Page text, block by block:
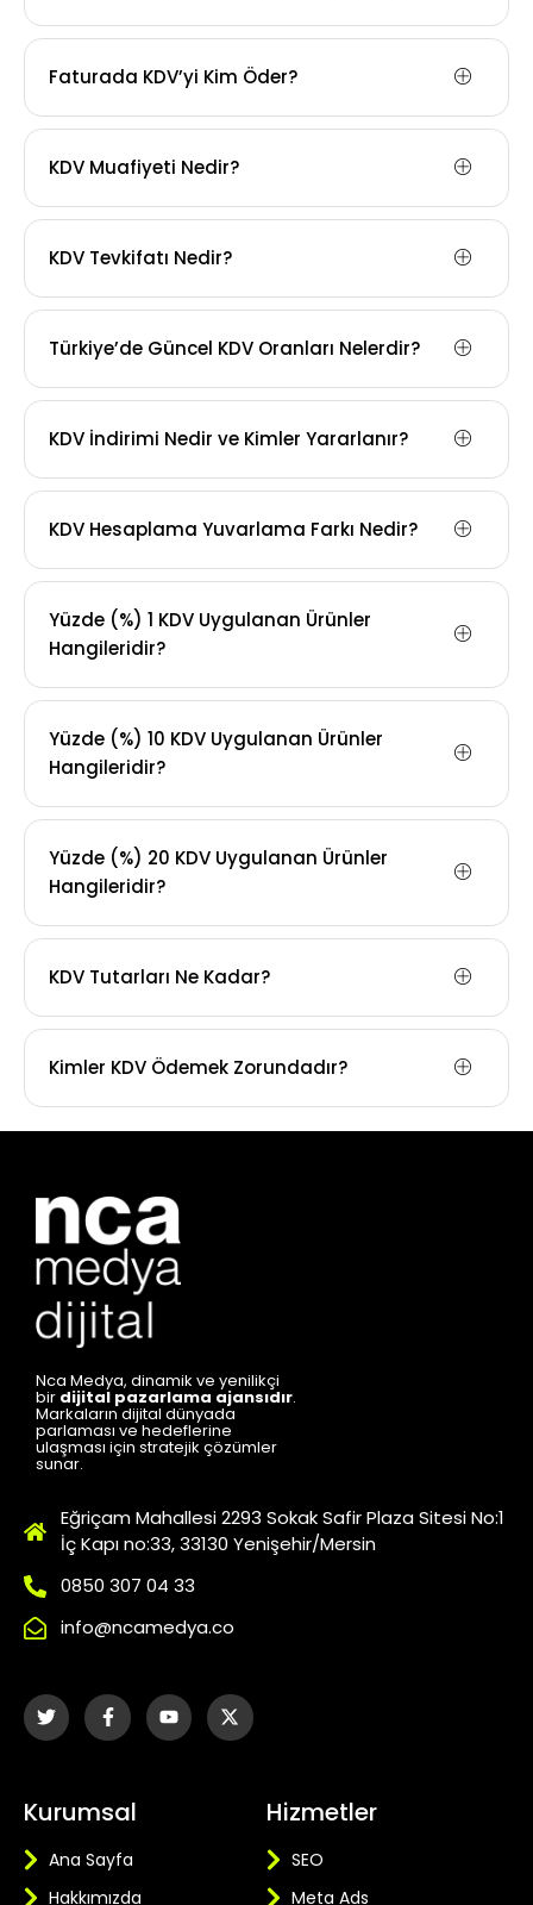
Faturada KDV’yi Kim Öder?
KDV Muafiyeti Nedir?
KDV Tevkifatı Nedir?
Türkiye’de Güncel KDV Oranları Nelerdir?
KDV İndirimi Nedir ve Kimler Yararlanır?
KDV Hesaplama Yuvarlama Farkı Nedir?
Yüzde (%) 1 KDV Uygulanan Ürünler
Hangileridir?
Yüzde (%) 10 KDV Uygulanan Ürünler
Hangileridir?
Yüzde (%) 20 KDV Uygulanan Ürünler
Hangileridir?
KDV Tutarları Ne Kadar?
Kimler KDV Ödemek Zorundadır?
Nca Medya, dinamik ve yenilikçi
bir dijital pazarlama ajansıdır.
Markaların dijital dünyada
parlaması ve hedeflerine
ulaşması için stratejik çözümler
sunar.
Eğriçam Mahallesi 2293 Sokak Safir Plaza Sitesi No:1
İç Kapı no:33, 33130 Yenişehir/Mersin
0850 307 04 33
info@ncamedya.co
Kurumsal
Ana Sayfa
Hakkımızda
Hizmetler
SEO
Meta Ads